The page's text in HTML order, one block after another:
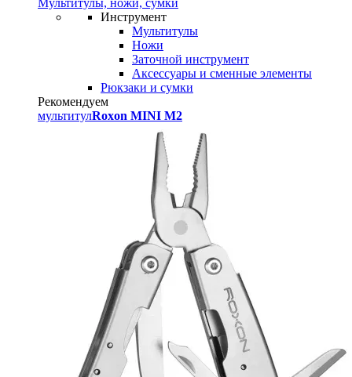
Мультитулы, ножи, сумки
Инструмент
Мультитулы
Ножи
Заточной инструмент
Аксессуары и сменные элементы
Рюкзаки и сумки
Рекомендуем
мультитулRoxon MINI M2